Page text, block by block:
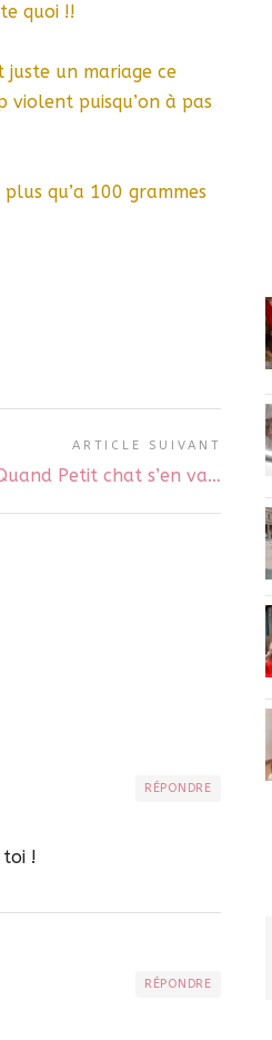
quoi !!
juste un mariage ce
violent puisqu’on à pas
qu’a 100 grammes
ARTICLE SUIVANT
Petit chat s’en va…
RÉPONDRE
toi !
RÉPONDRE